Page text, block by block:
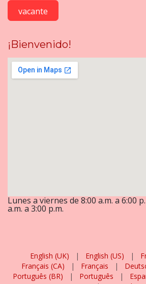
vacante
¡Bienvenido!
Lunes a viernes de 8:00 a.m. a 6:00
a.m. a 3:00 p.m.
English (UK) | English (US) |
Français (CA)
| Français |
Português (BR)
| Português |